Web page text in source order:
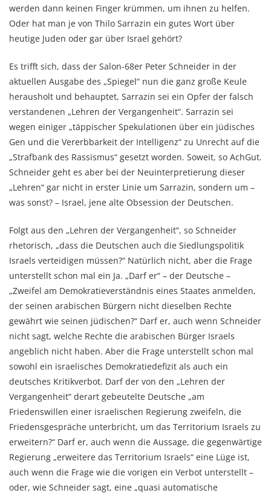
werden dann keinen Finger krümmen, um ihnen zu helfen.
Oder hat man je von Thilo Sarrazin ein gutes Wort über
heutige Juden oder gar über Israel gehört?
Es trifft sich, dass der Salon-68er Peter Schneider in der
aktuellen Ausgabe des „Spiegel“ nun die ganz große Keule
herausholt und behauptet, Sarrazin sei ein Opfer der falsch
verstandenen „Lehren der Vergangenheit“. Sarrazin sei
wegen einiger „täppischer Spekulationen über ein jüdisches
Gen und die Vererbbarkeit der Intelligenz“ zu Unrecht auf die
„Strafbank des Rassismus“ gesetzt worden. Soweit, so AchGut.
Schneider geht es aber bei der Neuinterpretierung dieser
„Lehren“ gar nicht in erster Linie um Sarrazin, sondern um –
was sonst? – Israel, jene alte Obsession der Deutschen.
Folgt aus den „Lehren der Vergangenheit“, so Schneider
rhetorisch, „dass die Deutschen auch die Siedlungspolitik
Israels verteidigen müssen?“ Natürlich nicht, aber die Frage
unterstellt schon mal ein Ja. „Darf er“ – der Deutsche –
„Zweifel am Demokratieverständnis eines Staates anmelden,
der seinen arabischen Bürgern nicht dieselben Rechte
gewährt wie seinen jüdischen?“ Darf er, auch wenn Schneider
nicht sagt, welche Rechte die arabischen Bürger Israels
angeblich nicht haben. Aber die Frage unterstellt schon mal
sowohl ein israelisches Demokratiedefizit als auch ein
deutsches Kritikverbot. Darf der von den „Lehren der
Vergangenheit“ derart gebeutelte Deutsche „am
Friedenswillen einer israelischen Regierung zweifeln, die
Friedensgespräche unterbricht, um das Territorium Israels zu
erweitern?“ Darf er, auch wenn die Aussage, die gegenwärtige
Regierung „erweitere das Territorium Israels“ eine Lüge ist,
auch wenn die Frage wie die vorigen ein Verbot unterstellt –
oder, wie Schneider sagt, eine „quasi automatische